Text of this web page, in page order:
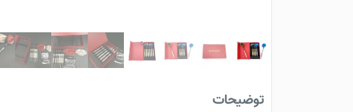
توضیحات